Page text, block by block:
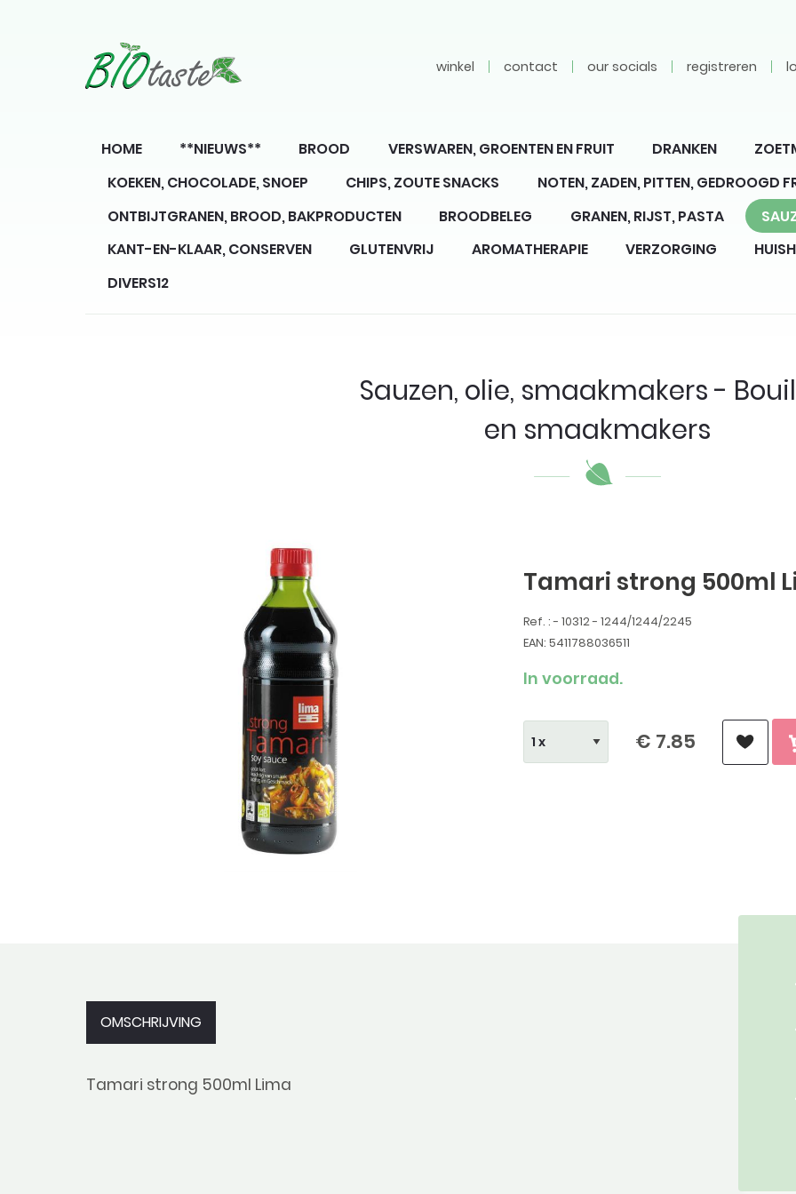
winkel contact our socials registreren
HOME **NIEUWS** BROOD VERSWAREN, GROENTEN EN FRUIT DRANKEN
KOEKEN, CHOCOLADE, SNOEP
CHIPS, ZOUTE SNACKS
NOTEN, ZADEN, PITTEN, GEDROOGD
ONTBIJTGRANEN, BROOD, BAKPRODUCTEN
BROODBELEG GRANEN, RIJST, PASTA
KANT-EN-KLAAR, CONSERVEN
GLUTENVRIJ AROMATHERAPIE VERZORGING
DIVERS12
Sauzen, olie, smaakmakers -
en smaakmakers
Tamari strong 500ml
Ref. : - 10312 - 1244/1244/2245
EAN: 5411788036511
In voorraad.
€ 7.85
OMSCHRIJVING
Tamari strong 500ml Lima